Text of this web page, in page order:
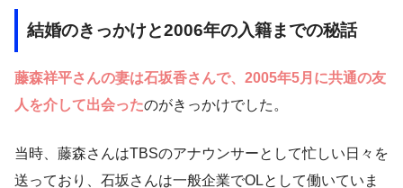
結婚のきっかけと2006年の入籍までの秘話
藤森祥平さんの妻は石坂香さんで、2005年5月に共通の友
人を介して出会ったのがきっかけでした。
当時、藤森さんはTBSのアナウンサーとして忙しい日々を
送っており、石坂さんは一般企業でOLとして働いていま